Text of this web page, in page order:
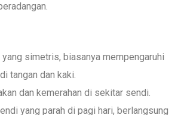
simetris, biasanya mempengaruhi
tangan dan kaki.
dan kemerahan di sekitar sendi.
yang parah di pagi hari, berlangsung